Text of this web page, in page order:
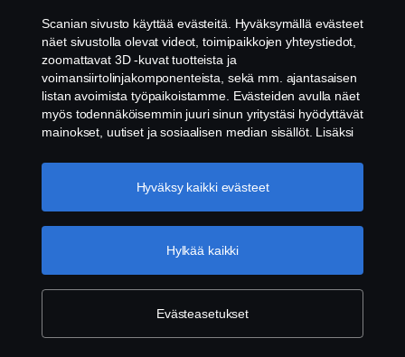
Scanian sivusto käyttää evästeitä. Hyväksymällä evästeet
näet sivustolla olevat videot, toimipaikkojen yhteystiedot,
zoomattavat 3D -kuvat tuotteista ja
voimansiirtolinjakomponenteista, sekä mm. ajantasaisen
listan avoimista työpaikoistamme. Evästeiden avulla näet
myös todennäköisemmin juuri sinun yritystäsi hyödyttävät
mainokset, uutiset ja sosiaalisen median sisällöt. Lisäksi
parantamiseksi, kun hyväksyt evästeet. Klikkaamalla
"Hyväksyn evästeet" annat suostumuksesi kaikkien
evästeistä löydät täältä: Lisätietoja yksityisyydestäsi
Evästeasetukset
Hylkää kaikki
Hyväksy kaikki evästeet